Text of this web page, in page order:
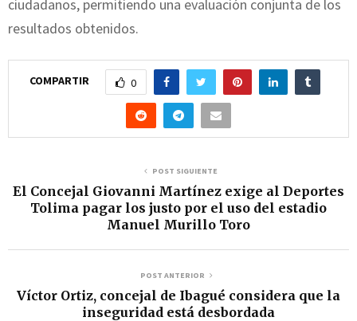
ciudadanos, permitiendo una evaluación conjunta de los
resultados obtenidos.
COMPARTIR 0
POST SIGUIENTE
El Concejal Giovanni Martínez exige al Deportes
Tolima pagar los justo por el uso del estadio
Manuel Murillo Toro
POST ANTERIOR
Víctor Ortiz, concejal de Ibagué considera que la
inseguridad está desbordada